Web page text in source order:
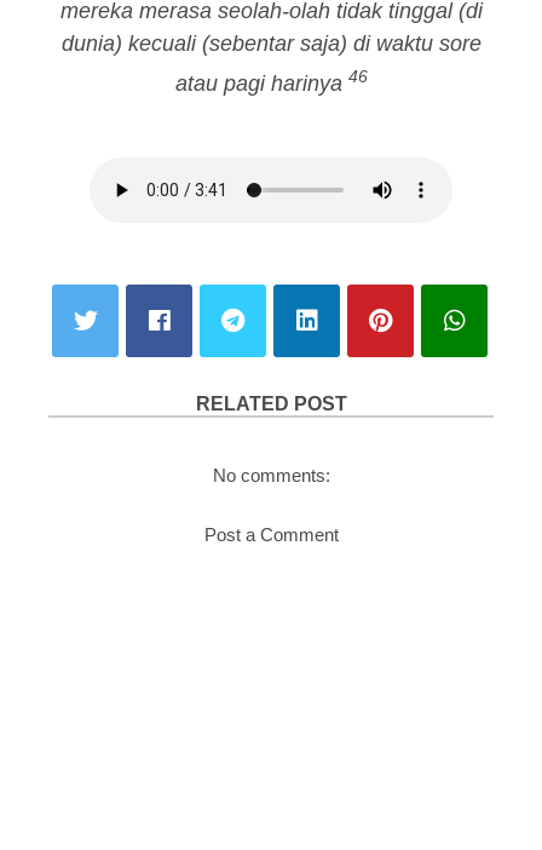
mereka merasa seolah-olah tidak tinggal (di
dunia) kecuali (sebentar saja) di waktu sore
atau pagi harinya 46
RELATED POST
No comments:
Post a Comment